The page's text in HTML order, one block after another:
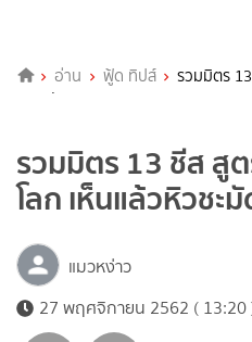
อ่าน ฟู้ด ทิปส์
รวมมิตร
หิวชะมัด!
รวมมิตร 13 ชีส สู
โลก เห็นแล้วหิวชะ
แมวหง่าว
27 พฤศจิกายน 2562 ( 13:20